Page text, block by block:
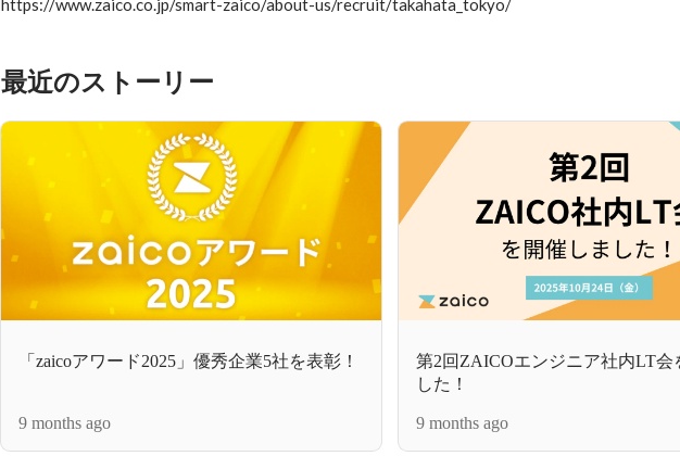
https://www.zaico.co.jp/smart-zaico/about-us/recruit/takahata_tokyo/
最近のストーリー
「zaicoアワード2025」優秀企業5社を表彰！
9 months ago
第2回ZAICOエンジニア社内LT会
した！
9 months ago